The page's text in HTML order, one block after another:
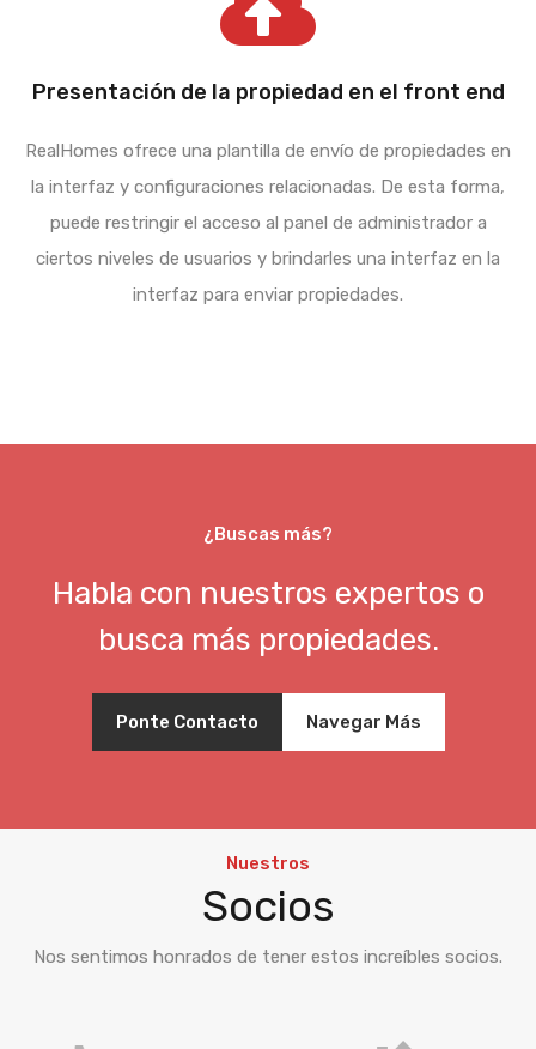
Presentación de la propiedad en el front end
RealHomes ofrece una plantilla de envío de propiedades en
la interfaz y configuraciones relacionadas. De esta forma,
puede restringir el acceso al panel de administrador a
ciertos niveles de usuarios y brindarles una interfaz en la
interfaz para enviar propiedades.
¿Buscas más?
Habla con nuestros expertos o
busca más propiedades.
Ponte Contacto Navegar Más
Nuestros
Socios
Nos sentimos honrados de tener estos increíbles socios.